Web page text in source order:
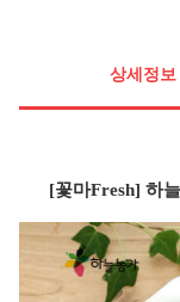
상세정보
[꽃마Fresh] 하